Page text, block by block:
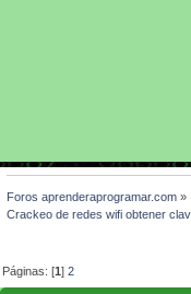
Foros aprenderaprogramar.com »
Crackeo de redes wifi obtener
Páginas: [1]2